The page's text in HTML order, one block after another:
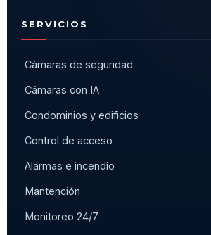
SERVICIOS
Cámaras de seguridad
Cámaras con IA
Condominios y edificios
Control de acceso
Alarmas e incendio
Mantención
Monitoreo 24/7